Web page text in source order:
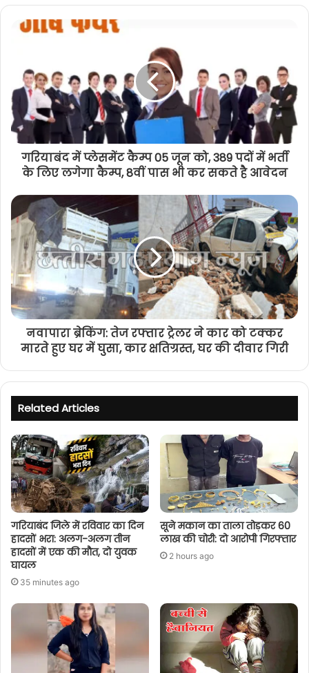
दक्षिणा फाउंडेशन की परीक्षा में गरियाबंद जिले
के दो विद्यार्थियों का हुआ चयन, कलेक्टर ने
गरियाबंद में प्लेसमेंट कैम्प 05 जून को, 389 पदों में भर्ती
के लिए लगेगा कैम्प, 8वीं पास भी कर सकते है आवेदन
नवापारा ब्रेकिंग: तेज रफ्तार ट्रेलर ने कार को टक्कर
मारते हुए घर में घुसा, कार क्षतिग्रस्त, घर की दीवार गिरी
Related Articles
गरियाबंद जिले में रविवार का दिन
हादसों भरा: अलग-अलग तीन
हादसों में एक की मौत, दो युवक
घायल
35 minutes ago
सूने मकान का ताला तोड़कर 60
लाख की चोरी: दो आरोपी गिरफ्तार
2 hours ago